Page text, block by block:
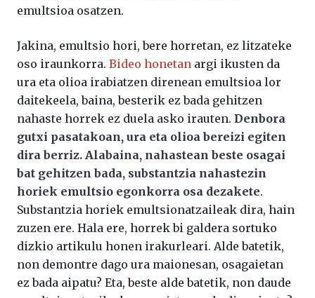
emultsioa osatzen.
Jakina, emultsio hori, bere horretan, ez litzateke
oso iraunkorra. Bideo honetan argi ikusten da
ura eta olioa irabiatzen direnean emultsioa lor
daitekeela, baina, besterik ez bada gehitzen
nahaste horrek ez duela asko irauten. Denbora
gutxi pasatakoan, ura eta olioa bereizi egiten
dira berriz. Alabaina, nahastean beste osagai
bat gehitzen bada, substantzia nahastezin
horiek emultsio egonkorra osa dezakete.
Substantzia horiek emultsionatzaileak dira, hain
zuzen ere. Hala ere, horrek bi galdera sortuko
dizkio artikulu honen irakurleari. Alde batetik,
non demontre dago ura maionesan, osagaietan
ez bada aipatu? Eta, beste alde batetik, non daude